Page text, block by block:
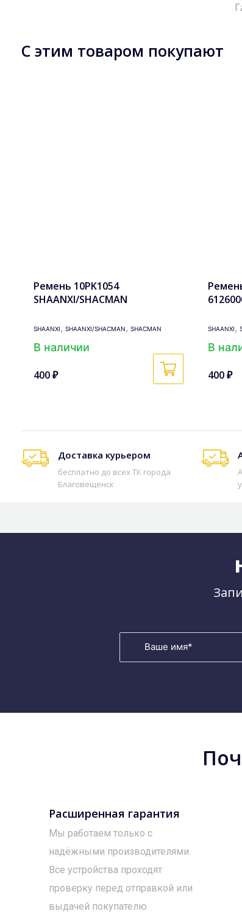
С этим товаром покупают
Ремень 10PK1054
SHAANXI/SHACMAN
SHAANXI, SHAANXI/SHACMAN, SHACMAN
В наличии
400 ₽
SHAANXI,
В
400 ₽
Доставка курьером
бесплатно до всех ТК города
Благовещенск
Расширенная гарантия
Мы работаем только с
надёжными производителями.
Все устройства проходят
проверку перед отправкой или
выдачей покупателю